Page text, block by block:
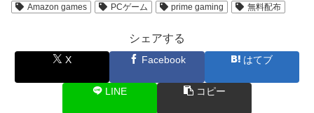
Amazon games PCゲーム prime gaming 無料配布
シェアする
X Facebook はてブ
LINE コピー